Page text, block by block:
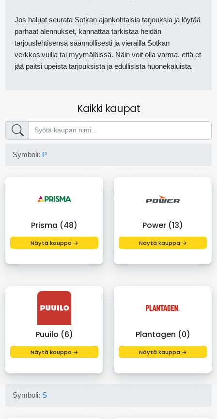
Jos haluat seurata Sotkan ajankohtaisia tarjouksia ja löytää
parhaat alennukset, kannattaa tarkistaa heidän
tarjouslehtisensä säännöllisesti ja vierailla Sotkan
verkkosivuilla tai myymälöissä. Näin voit olla varma, että et
jää paitsi upeista tarjouksista ja edullisista huonekaluista.
Kaikki kaupat
Symboli: P
Prisma (48)
Näytä kauppa →
Power (13)
Näytä kauppa →
Puuilo (6)
Näytä kauppa →
Plantagen (0)
Näytä kauppa →
Symboli: S